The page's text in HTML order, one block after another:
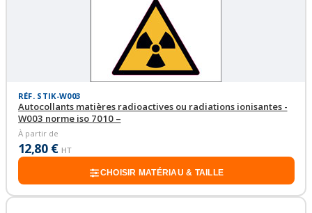
RÉF. STIK-W003
Autocollants matières radioactives ou radiations ionisantes -
W003 norme iso 7010 –
À partir de
12,80 € HT
CHOISIR MATÉRIAU & TAILLE